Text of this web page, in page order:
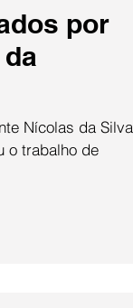
por
Nícolas da Silva
o trabalho de